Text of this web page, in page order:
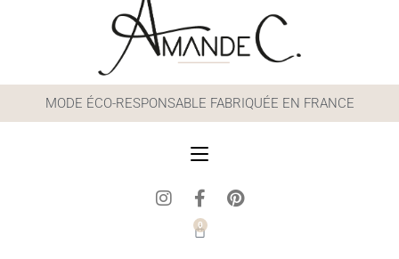
MODE ÉCO-RESPONSABLE FABRIQUÉE EN FRANCE
0